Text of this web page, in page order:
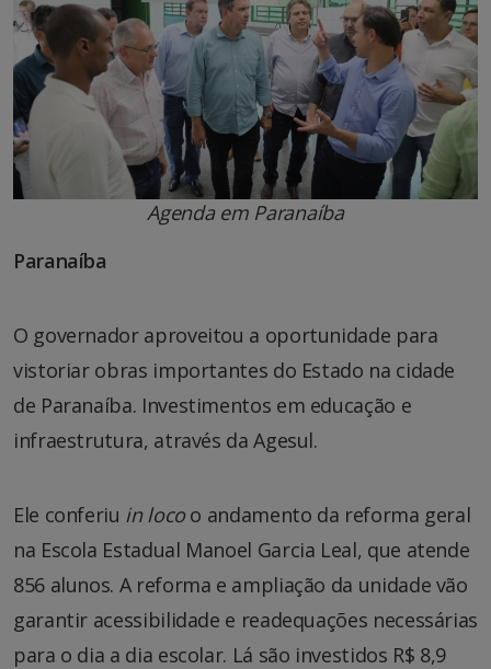
Agenda em Paranaíba
Paranaíba
O governador aproveitou a oportunidade para
vistoriar obras importantes do Estado na cidade
de Paranaíba. Investimentos em educação e
infraestrutura, através da Agesul.
Ele conferiu in locoo andamento da reforma geral
na Escola Estadual Manoel Garcia Leal, que atende
856 alunos. A reforma e ampliação da unidade vão
garantir acessibilidade e readequações necessárias
para o dia a dia escolar. Lá são investidos R$ 8,9